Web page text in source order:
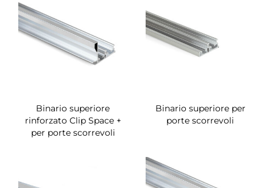
Binario superiore
rinforzato Clip Space +
per porte scorrevoli
Binario superiore per
porte scorrevoli